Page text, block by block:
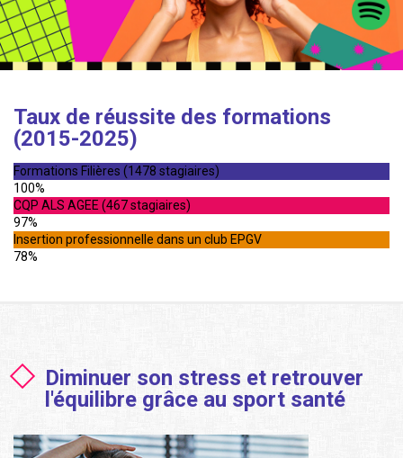
Taux de réussite des formations
(2015-2025)
Formations Filières (1478 stagiaires)
100%
CQP ALS AGEE (467 stagiaires)
97%
Insertion professionnelle dans un club EPGV
78%
Diminuer son stress et retrouver
l'équilibre grâce au sport santé